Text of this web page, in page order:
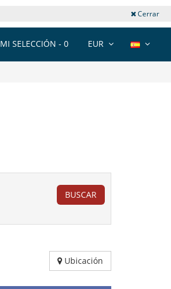
Cerrar
EUR
MI SELECCIÓN - 0
BUSCAR
Ubicación